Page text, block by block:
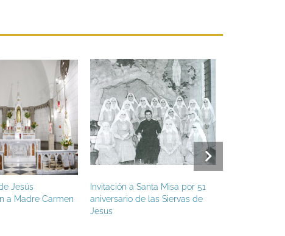
Jesús
a Madre Carmen
Invitación a Santa Misa por 51
aniversario de las Siervas de
Jesus